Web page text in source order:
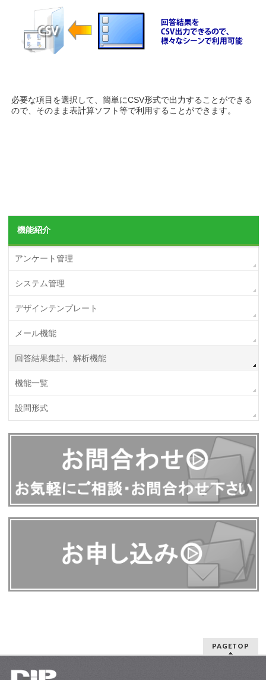
必要な項目を選択して、簡単にCSV形式で出力することができる
ので、そのまま表計算ソフト等で利用することができます。
機能紹介
アンケート管理
システム管理
デザインテンプレート
メール機能
回答結果集計、解析機能
機能一覧
設問形式
PAGETOP